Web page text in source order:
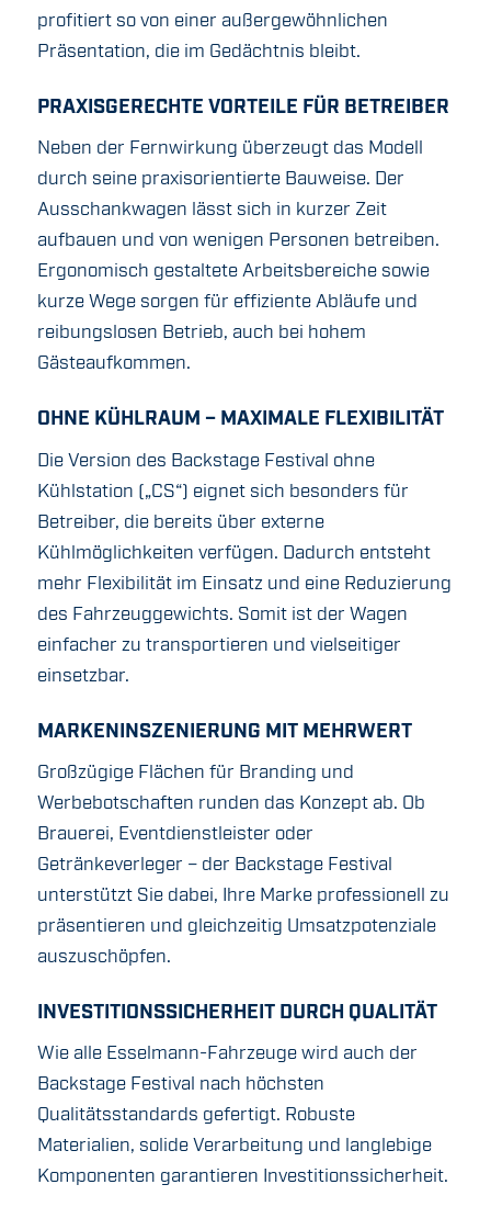
profitiert so von einer außergewöhnlichen
Präsentation, die im Gedächtnis bleibt.
PRAXISGERECHTE VORTEILE FÜR BETREIBER
Neben der Fernwirkung überzeugt das Modell
durch seine praxisorientierte Bauweise. Der
Ausschankwagen lässt sich in kurzer Zeit
aufbauen und von wenigen Personen betreiben.
Ergonomisch gestaltete Arbeitsbereiche sowie
kurze Wege sorgen für effiziente Abläufe und
reibungslosen Betrieb, auch bei hohem
Gästeaufkommen.
OHNE KÜHLRAUM – MAXIMALE FLEXIBILITÄT
Die Version des Backstage Festival ohne
Kühlstation („CS“) eignet sich besonders für
Betreiber, die bereits über externe
Kühlmöglichkeiten verfügen. Dadurch entsteht
mehr Flexibilität im Einsatz und eine Reduzierung
des Fahrzeuggewichts. Somit ist der Wagen
einfacher zu transportieren und vielseitiger
einsetzbar.
MARKENINSZENIERUNG MIT MEHRWERT
Großzügige Flächen für Branding und
Werbebotschaften runden das Konzept ab. Ob
Brauerei, Eventdienstleister oder
Getränkeverleger – der Backstage Festival
unterstützt Sie dabei, Ihre Marke professionell zu
präsentieren und gleichzeitig Umsatzpotenziale
auszuschöpfen.
INVESTITIONSSICHERHEIT DURCH QUALITÄT
Wie alle Esselmann-Fahrzeuge wird auch der
Backstage Festival nach höchsten
Qualitätsstandards gefertigt. Robuste
Materialien, solide Verarbeitung und langlebige
Komponenten garantieren Investitionssicherheit.